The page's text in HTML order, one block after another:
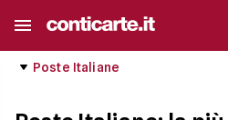
Poste Italiane